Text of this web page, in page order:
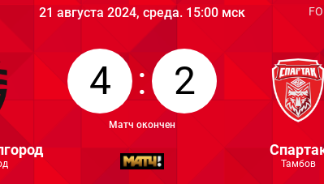
21 августа 2024, среда. 15:00 мск
4 : 2
Матч окончен
Тамбов